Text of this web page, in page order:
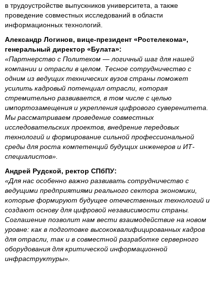
в трудоустройстве выпускников университета, а также
проведение совместных исследований в области
информационных технологий.
Александр Логинов, вице-президент «Ростелекома»,
генеральный директор «Булата»:
«Партнерство с Политехом — логичный шаг для нашей
компании и отрасли в целом. Тесное сотрудничество с
одним из ведущих технических вузов страны поможет
усилить кадровый потенциал отрасли, которая
стремительно развивается, в том числе с целью
импортозамещения и укрепления цифрового суверенитета.
Мы рассматриваем проведение совместных
исследовательских проектов, внедрение передовых
технологий и формирование сильной профессиональной
среды для роста компетенций будущих инженеров и ИТ-
специалистов».
Андрей Рудской, ректор СПбПУ:
«Для нас особенно важно развивать сотрудничество с
ведущими предприятиями реального сектора экономики,
которые формируют будущее отечественных технологий и
создают основу для цифровой независимости страны.
Соглашение позволит нам вести взаимодействие на новом
уровне: как в подготовке высококвалифицированных кадров
для отрасли, так и в совместной разработке серверного
оборудования для критической информационной
инфраструктуры».